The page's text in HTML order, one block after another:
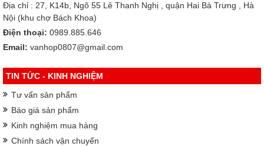
Địa chỉ : 27, K14b, Ngõ 55 Lê Thanh Nghị , quận Hai Bà Trưng , Hà
Nội (khu chợ Bách Khoa)
Điện thoại: 0989.885.646
Email: vanhop0807@gmail.com
TIN TỨC - KINH NGHIỆM
Tư vấn sản phẩm
Báo giá sản phẩm
Kinh nghiệm mua hàng
Chính sách vận chuyển